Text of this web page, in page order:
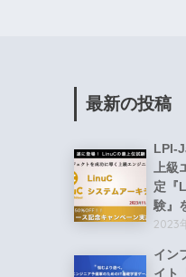
最新の投稿
LPI-
上級
定『
験』
2023
イン
イト